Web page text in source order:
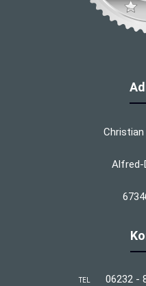
Christian
Alfred-
TEL 06232 -